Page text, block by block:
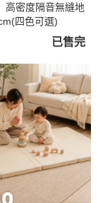
高密度隔音無縫地
四色可選)
已售完